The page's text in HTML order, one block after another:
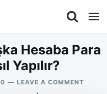
Hesaba Para
Yapılır?
LEAVE A COMMENT